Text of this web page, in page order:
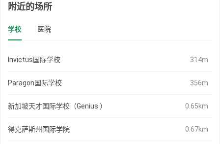
附近的场所
学校 医院
Invictus国际学校 314m
Paragon国际学校 356m
新加坡天才国际学校（Genius ） 0.65km
得克萨斯州国际学院 0.67km